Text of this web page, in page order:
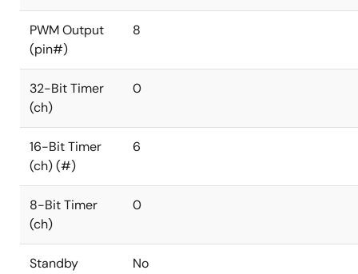
PWM Output
(pin#)
8
32-Bit Timer
(ch)
0
16-Bit Timer
(ch) (#)
6
8-Bit Timer
(ch)
0
Standby No